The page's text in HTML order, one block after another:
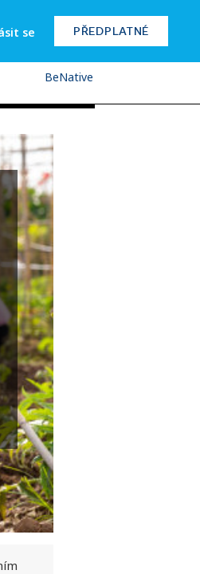
se PŘEDPLATNÉ
BeNative